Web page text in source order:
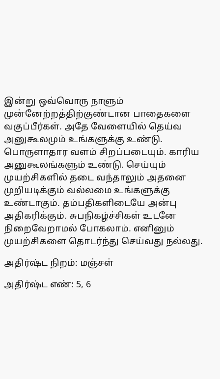
இன்று ஒவ்வொரு நாளும்
முன்னேற்றத்திற்குண்டான பாதைகளை
வகுப்பீர்கள். அதே வேளையில் தெய்வ
அனுகூலமும் உங்களுக்கு உண்டு.
பொருளாதார வளம் சிறப்படையும். காரிய
அனுகூலங்களும் உண்டு. செய்யும்
முயற்சிகளில் தடை வந்தாலும் அதனை
முறியடிக்கும் வல்லமை உங்களுக்கு
உண்டாகும். தம்பதிகளிடையே அன்பு
அதிகரிக்கும். சுபநிகழ்ச்சிகள் உடனே
நிறைவேறாமல் போகலாம். எனினும்
முயற்சிகளை தொடர்ந்து செய்வது நல்லது.
அதிர்ஷ்ட நிறம்: மஞ்சள்
அதிர்ஷ்ட எண்: 5, 6